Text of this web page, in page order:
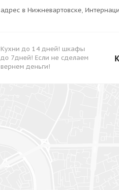
адрес в Нижневартовске,
Кухни до 14 дней! шкафы
до 7дней! Если не сделаем
вернем деньги!